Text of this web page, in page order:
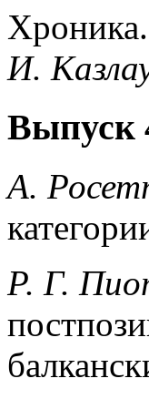
И.
Выпуск
А.
Р. Г.